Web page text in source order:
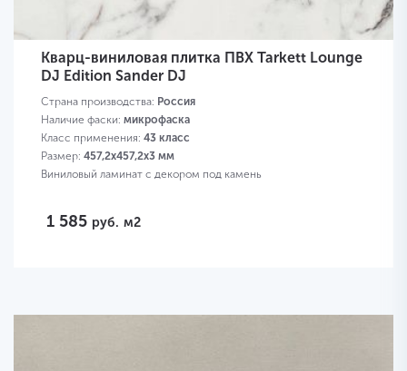
Кварц-виниловая плитка ПВХ Tarkett Lounge
DJ Edition Sander DJ
Страна производства: Россия
Наличие фаски: микрофаска
Класс применения: 43 класс
Размер: 457,2х457,2х3 мм
Виниловый ламинат с декором под камень
1 585 руб. м2